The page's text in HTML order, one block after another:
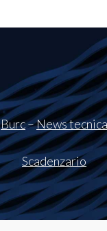
Burc–News tecnica
Scadenzario